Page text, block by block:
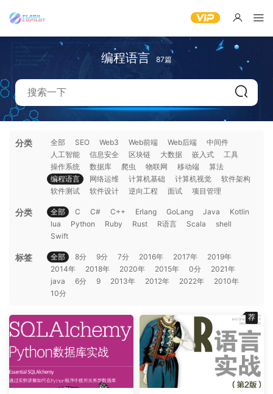
编程语言 87篇
分类 全部 SEO Web3 Web前端 Web后端
中间件
人工智能
信息安全 区块链 大数据 嵌入式
工具
操作系统
数据库 爬虫 物联网 移动端
算法
编程语言
网络运维 计算机基础 计算机视觉
软件架构
软件测试
软件设计 逆向工程 面试 项目管理
分类 全部 C C# C++ Erlang GoLang Java
Kotlin
lua
Python Ruby Rust R语言 Scala
shell
Swift
标签 全部 8分 9分 7分 2016年 2017年
2019年
2014年
2018年 2020年 2015年 0分
2021年
java
6分 9 2013年 2012年 2022年
2010年
10分
荐